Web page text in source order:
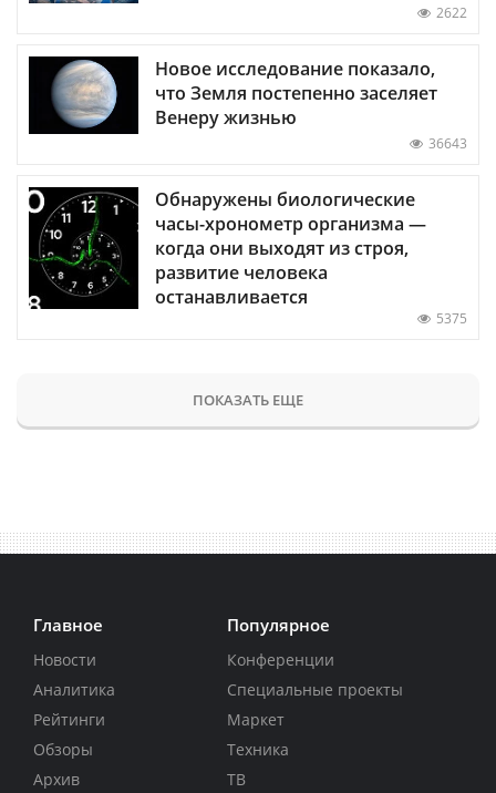
2622
Новое исследование показало,
что Земля постепенно заселяет
Венеру жизнью
36643
Обнаружены биологические
часы-хронометр организма —
когда они выходят из строя,
развитие человека
останавливается
5375
ПОКАЗАТЬ ЕЩЕ
Главное
Новости
Аналитика
Рейтинги
Обзоры
Архив
Популярное
Конференции
Специальные проекты
Маркет
Техника
ТВ